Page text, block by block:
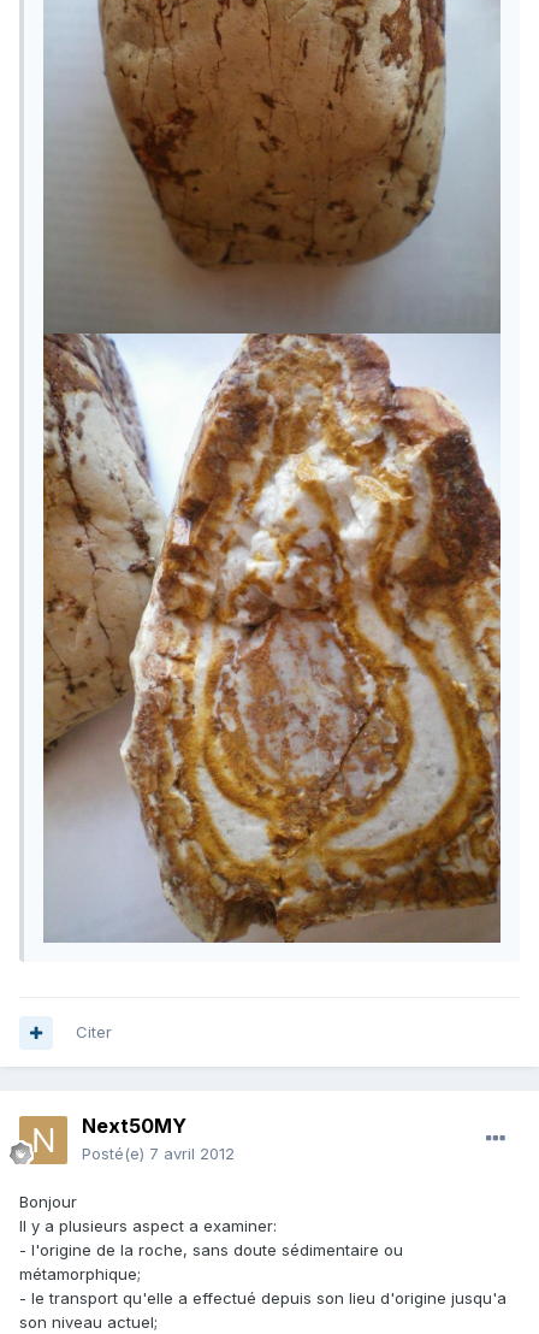
Citer
Next50MY
Posté(e) 7 avril 2012
Bonjour
Il y a plusieurs aspect a examiner:
- l'origine de la roche, sans doute sédimentaire ou
métamorphique;
- le transport qu'elle a effectué depuis son lieu d'origine jusqu'a
son niveau actuel;